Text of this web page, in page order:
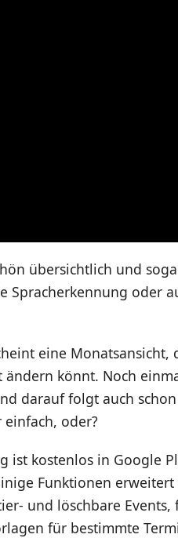
übersichtlich und
Spracherkennung oder
eine
ändern könnt. Noch
darauf folgt auch
einfach, oder?
ist kostenlos in Google
Funktionen
und löschbare
für bestimmte